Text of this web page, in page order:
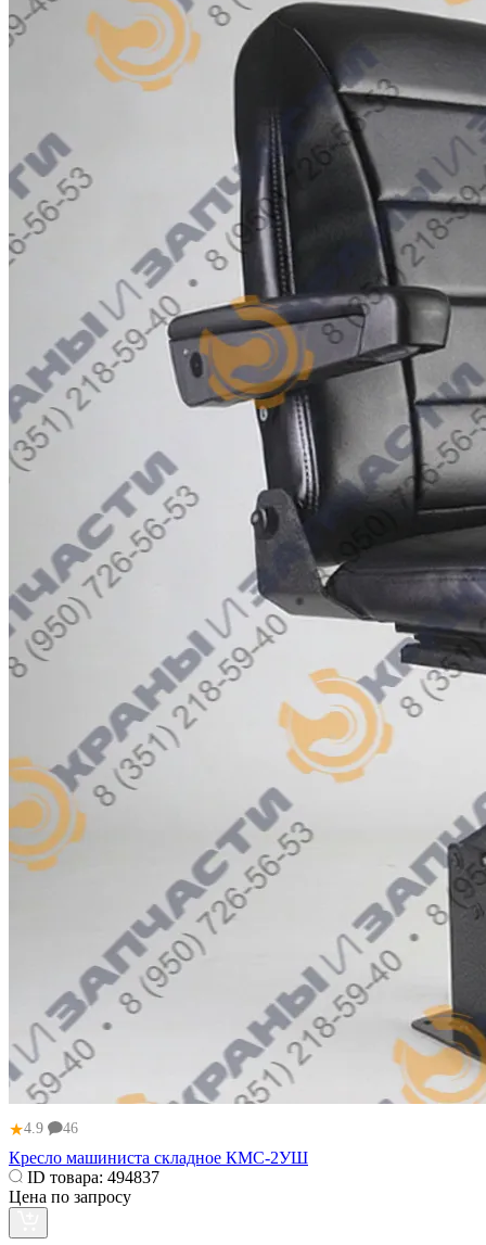
★4.9 46
Кресло машиниста складное КМС-2УШ
ID товара: 494837
Цена по запросу